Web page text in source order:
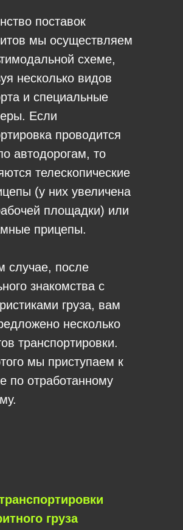
груза
поставок
мы осуществляем
схеме,
несколько видов
и специальные
Если
проводится
автодорогам, то
телескопические
(у них увеличена
площадки) или
прицепы.
случае, после
знакомства с
груза, вам
несколько
транспортировки.
мы приступаем к
по отработанному